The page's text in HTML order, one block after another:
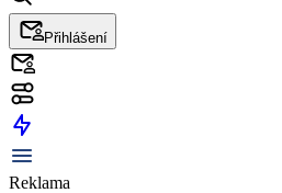
Přihlášení
Reklama